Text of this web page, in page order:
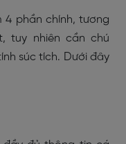
4 phần chính, tương
tuy nhiên cần chú
súc tích. Dưới đây